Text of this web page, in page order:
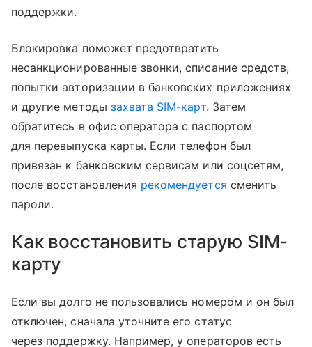
поддержки.
Блокировка поможет предотвратить
несанкционированные звонки, списание средств,
попытки авторизации в банковских приложениях
и другие методы захвата SIM-карт. Затем
обратитесь в офис оператора с паспортом
для перевыпуска карты. Если телефон был
привязан к банковским сервисам или соцсетям,
после восстановления рекомендуется сменить
пароли.
Как восстановить старую SIM-
карту
Если вы долго не пользовались номером и он был
отключен, сначала уточните его статус
через поддержку. Например, у операторов есть